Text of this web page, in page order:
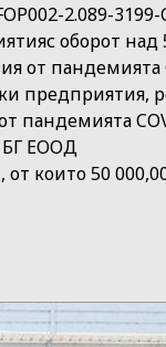
2.089-3199-
оборот над
от пандемията
предприятия,
пандемията
ЕООД
от които 50